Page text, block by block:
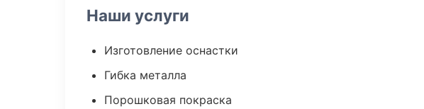
Наши услуги
Изготовление оснастки
Гибка металла
Порошковая покраска